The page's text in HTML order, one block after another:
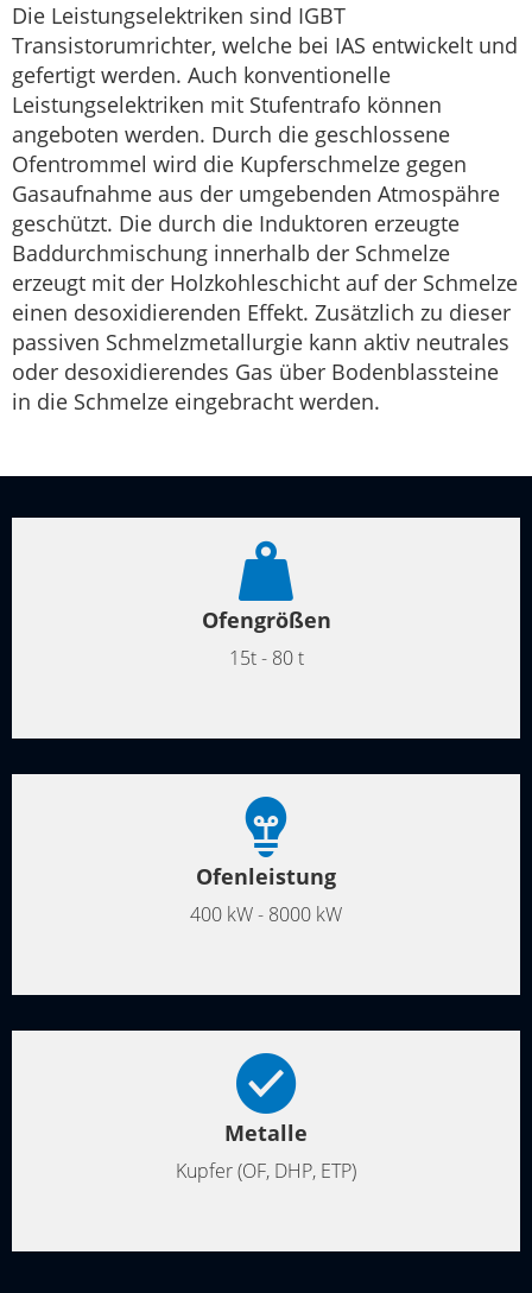
Die Leistungselektriken sind IGBT
Transistorumrichter, welche bei IAS entwickelt und
gefertigt werden. Auch konventionelle
Leistungselektriken mit Stufentrafo können
angeboten werden. Durch die geschlossene
Ofentrommel wird die Kupferschmelze gegen
Gasaufnahme aus der umgebenden Atmospähre
geschützt. Die durch die Induktoren erzeugte
Baddurchmischung innerhalb der Schmelze
erzeugt mit der Holzkohleschicht auf der Schmelze
einen desoxidierenden Effekt. Zusätzlich zu dieser
passiven Schmelzmetallurgie kann aktiv neutrales
oder desoxidierendes Gas über Bodenblassteine
in die Schmelze eingebracht werden.
Ofengrößen
15t - 80 t
Ofenleistung
400 kW - 8000 kW
Metalle
Kupfer (OF, DHP, ETP)